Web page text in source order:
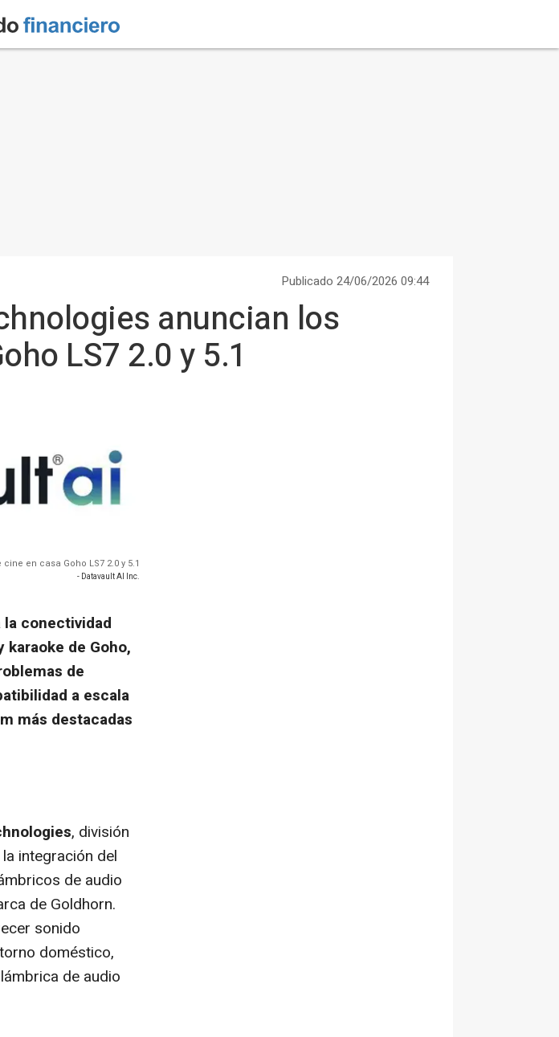
Publicado 24/06/2026 09:44
anuncian los
LS7 2.0 y 5.1
en casa Goho LS7 2.0 y 5.1
- Datavault AI Inc.
la conectividad
de Goho,
de
a escala
más destacadas
, división
integración del
de audio
de Goldhorn.
sonido
doméstico,
de audio